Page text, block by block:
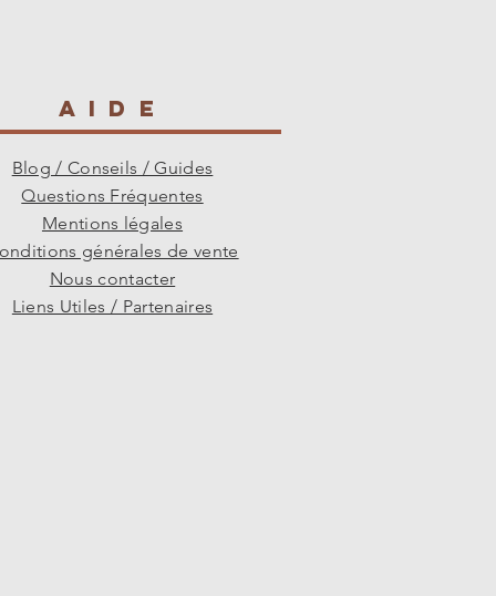
AIDE
Blog / Conseils / Guides
Questions Fréquentes
Mentions légales
générales de vente
Nous contacter
Liens Utiles / Partenaires